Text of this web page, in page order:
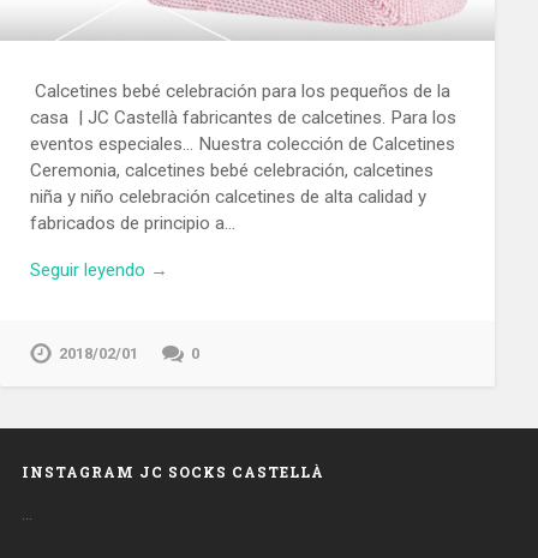
Calcetines bebé celebración para los pequeños de la
casa | JC Castellà fabricantes de calcetines. Para los
eventos especiales… Nuestra colección de Calcetines
Ceremonia, calcetines bebé celebración, calcetines
niña y niño celebración calcetines de alta calidad y
fabricados de principio a…
Seguir leyendo →
2018/02/01 0
INSTAGRAM JC SOCKS CASTELLÀ